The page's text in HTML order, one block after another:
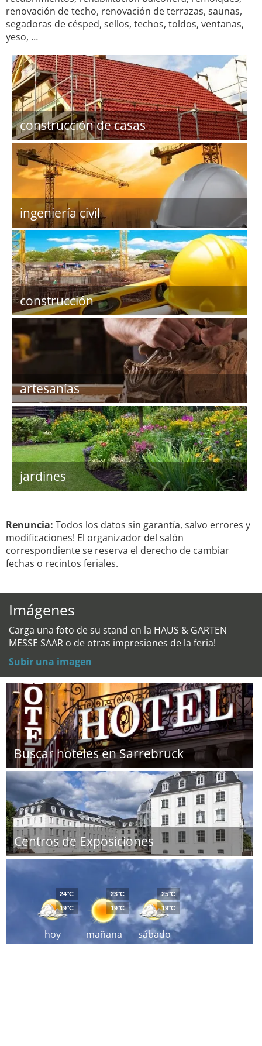
renovación de techo, renovación de terrazas, saunas,
segadoras de césped, sellos, techos, toldos, ventanas,
yeso, …
construcción de casas
ingeniería civil
construcción
artesanías
jardines
Renuncia: Todos los datos sin garantía, salvo errores y
modificaciones! El organizador del salón
correspondiente se reserva el derecho de cambiar
fechas o recintos feriales.
Imágenes
Carga una foto de su stand en la HAUS & GARTEN
MESSE SAAR o de otras impresiones de la feria!
Subir una imagen
Buscar hoteles en Sarrebruck
Centros de Exposiciones
hoy
24°C
19°C
mañana
23°C
19°C
sábado
25°C
19°C